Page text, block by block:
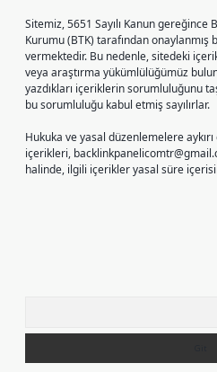
Sitemiz, 5651 Sayılı Kanun
Kurumu (BTK) tarafından onaylanmış
vermektedir. Bu nedenle, sitedeki
veya araştırma yükümlülüğümüz
yazdıkları içeriklerin sorumluluğunu
bu sorumluluğu kabul etmiş sayılırlar.
Hukuka ve yasal düzenlemelere
içerikleri,
halinde, ilgili içerikler yasal süre